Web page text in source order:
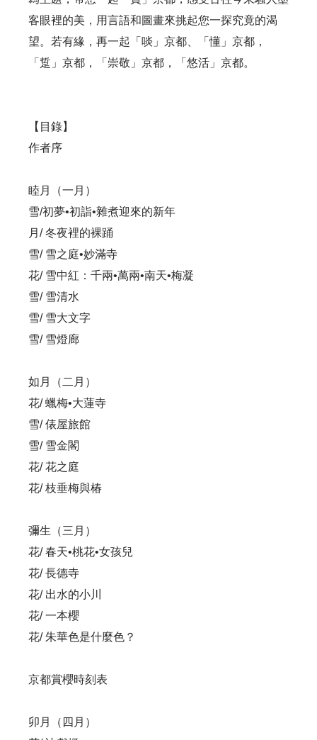
客眼裡的美，用言語和圖畫來挑起您一探究竟的渴
望。若有緣，再一起「啖」京都、「懂」京都，
「踅」京都，「崇敬」京都，「悠活」京都。
【目錄】
作者序
睦月（一月）
雪/初夢•初詣•雜煮迎來的新年
月/ 冬夜裡的裸踊
雪/ 雪之庭•妙滿寺
花/ 雪中紅：千兩•萬兩•南天•梅凝
雪/ 雪清水
雪/ 雪大文字
雪/ 雪燈廊
如月（二月）
花/ 蠟梅•大蓮寺
雪/ 俵屋旅館
雪/ 雪金閣
花/ 花之庭
花/ 枝垂梅與椿
彌生（三月）
花/ 春天•桃花•女孩兒
花/ 長德寺
花/ 出水的小川
花/ 一本櫻
花/ 朱華色是什麼色？
京都賞櫻時刻表
卯月（四月）